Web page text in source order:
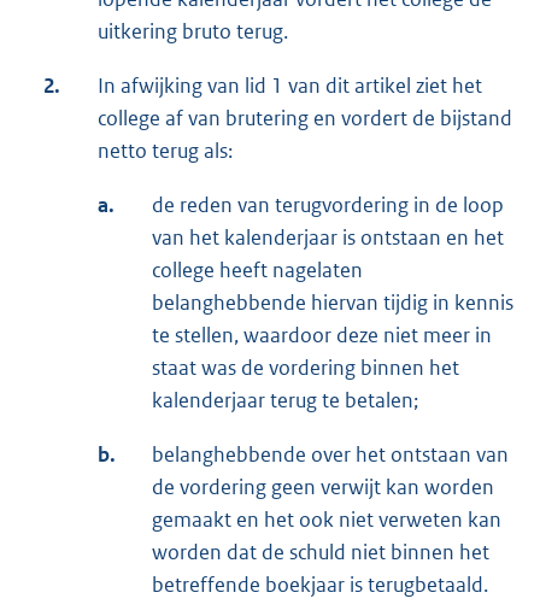
uitkering bruto terug.
2.
In afwijking van lid 1 van dit artikel ziet het
college af van brutering en vordert de bijstand
netto terug als:
a.
de reden van terugvordering in de loop
van het kalenderjaar is ontstaan en het
college heeft nagelaten
belanghebbende hiervan tijdig in kennis
te stellen, waardoor deze niet meer in
staat was de vordering binnen het
kalenderjaar terug te betalen;
b.
belanghebbende over het ontstaan van
de vordering geen verwijt kan worden
gemaakt en het ook niet verweten kan
worden dat de schuld niet binnen het
betreffende boekjaar is terugbetaald.